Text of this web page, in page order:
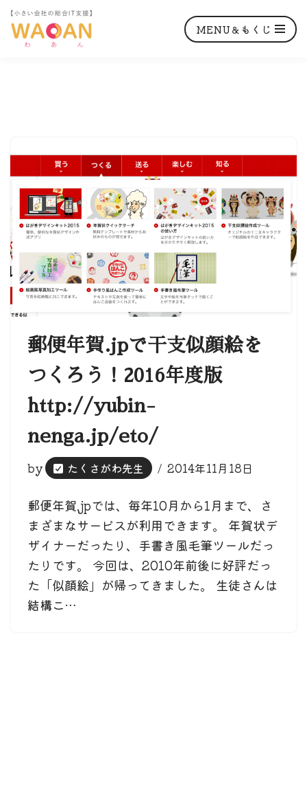
ン
ツ
ス
キ
ッ
プ
MENU＆もくじ
郵便年賀.jpで干支似顔絵を
つくろう！2016年度版
http://yubin-
nenga.jp/eto/
by たくさがわ先生 2014年11月18日
郵便年賀.jpでは、毎年10月から1月まで、さ
まざまなサービスが利用できます。 年賀状デ
ザイナーだったり、手書き風毛筆ツールだっ
たりです。 今回は、2010年前後に好評だっ
た「似顔絵」が帰ってきました。 生徒さんは
結構こ…